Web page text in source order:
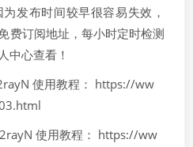
发布时间较早很容易失效，
费订阅地址，每小时定时检测
中心查看！
使用教程： https://ww
使用教程： https://ww